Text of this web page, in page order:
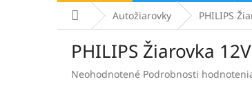
DomovAutožiarovky PHILIPS
PHILIPS Žiarovka
Priemerné
Neohodnotené Podrobnosti